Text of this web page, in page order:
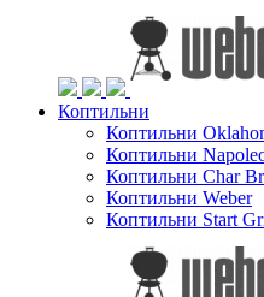
Коптильни
Коптильни
Коптильни
Коптильни Char
Коптильни Weber
Коптильни Start